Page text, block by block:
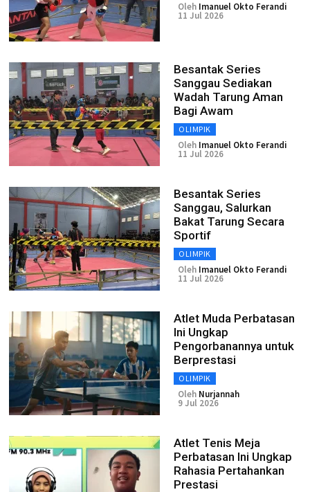
Oleh Imanuel Okto Ferandi
11 Jul 2026
Besantak Series
Sanggau Sediakan
Wadah Tarung Aman
Bagi Awam
OLIMPIK
Oleh Imanuel Okto Ferandi
11 Jul 2026
Besantak Series
Sanggau, Salurkan
Bakat Tarung Secara
Sportif
OLIMPIK
Oleh Imanuel Okto Ferandi
11 Jul 2026
Atlet Muda Perbatasan
Ini Ungkap
Pengorbanannya untuk
Berprestasi
OLIMPIK
Oleh Nurjannah
9 Jul 2026
Atlet Tenis Meja
Perbatasan Ini Ungkap
Rahasia Pertahankan
Prestasi